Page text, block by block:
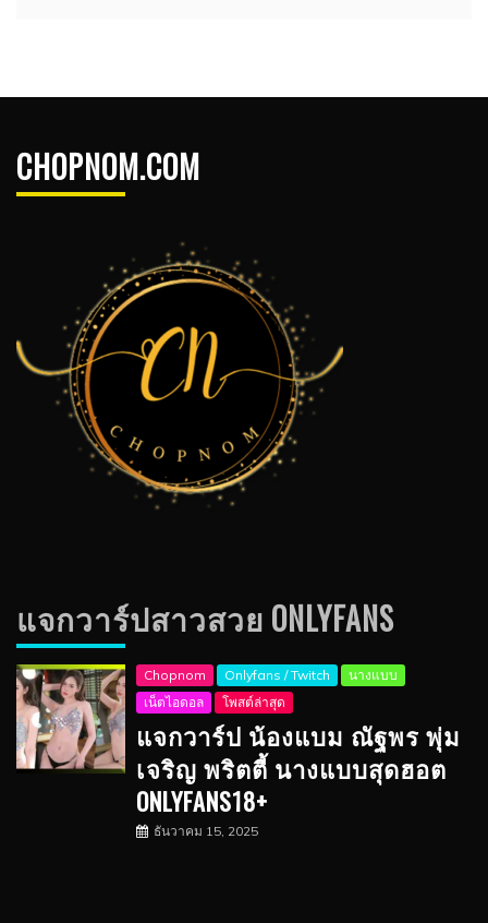
CHOPNOM.COM
แจกวาร์ปสาวสวย ONLYFANS
Chopnom Onlyfans / Twitch
นางแบบ
เน็ตไอดอล
โพสต์ล่าสุด
แจกวาร์ป น้องแบม ณัฐพร พุ่ม
เจริญ พริตตี้ นางแบบสุดฮอต
ONLYFANS18+
ธันวาคม 15, 2025